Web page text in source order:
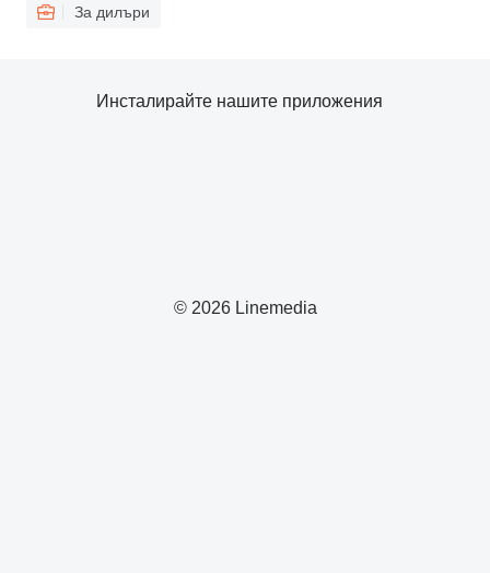
За дилъри
© 2026 Linemedia
Инсталирайте нашите приложения